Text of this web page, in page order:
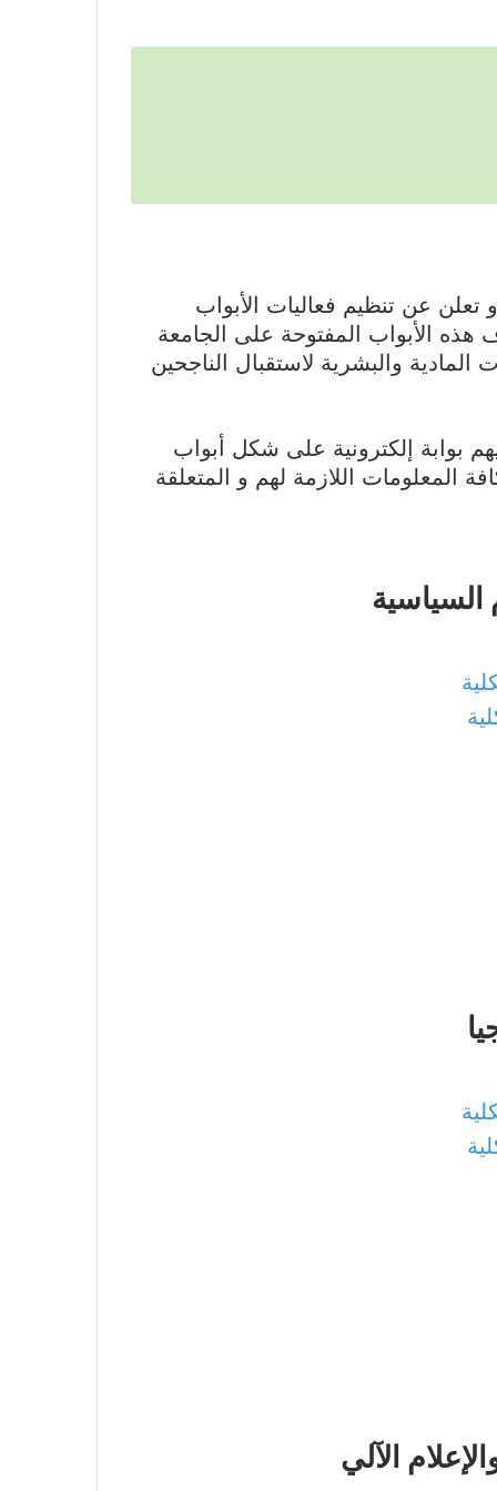
جامعة مستغانم عبد الحميد بن باديس الناجحين الجدد في امتحان شهادة الباكالوريا 2023 و تعلن عن تنظيم فعاليات الأبواب
والتكنولوجيا، تهدف هذه الأبواب المفتوحة على الجامعة
والبشرية لاستقبال الناجحين
بوابة إلكترونية على شكل أبواب
المعلومات اللازمة لهم و المتعلقة
السياسية
الآلي